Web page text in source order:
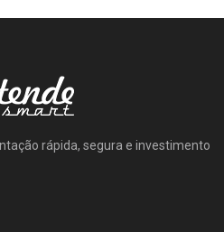
rápida, segura e investimento